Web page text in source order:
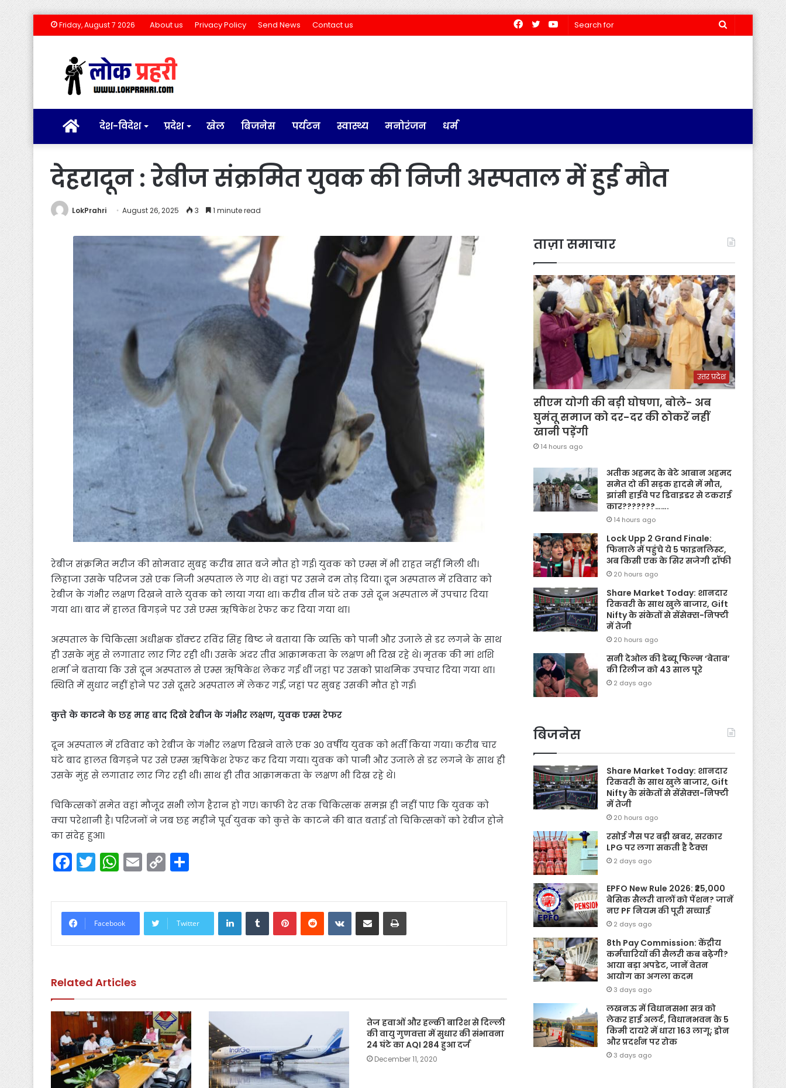
Friday, August 7 2026 About us Privacy Policy Send News Contact us
Search
YouTube
Twitter
Facebook
होम देश-विदेश प्रदेश खेल बिजनेस पर्यटन स्वास्थ्य मनोरंजन धर्म
देहरादून : रेबीज संक्रमित युवक की निजी अस्पताल में हुई मौत
LokPrahri August 26, 2025 3 1 minute read
रेबीज संक्रमित मरीज की सोमवार सुबह करीब सात बजे मौत हो गई। युवक को एम्स में भी राहत नहीं मिली थी।
लिहाजा उसके परिजन उसे एक निजी अस्पताल ले गए थे। वहां पर उसने दम तोड़ दिया। दून अस्पताल में रविवार को
रेबीज के गंभीर लक्षण दिखने वाले युवक को लाया गया था। करीब तीन घंटे तक उसे दून अस्पताल में उपचार दिया
गया था। बाद में हालत बिगड़ने पर उसे एम्स ऋषिकेश रेफर कर दिया गया था।
अस्पताल के चिकित्सा अधीक्षक डॉक्टर रविंद्र सिंह बिष्ट ने बताया कि व्यक्ति को पानी और उजाले से डर लगने के साथ
ही उसके मुंह से लगातार लार गिर रही थी। उसके अंदर तीव्र आक्रामकता के लक्षण भी दिख रहे थे। मृतक की मां शशि
शर्मा ने बताया कि उसे दून अस्पताल से एम्स ऋषिकेश लेकर गई थीं जहां पर उसको प्राथमिक उपचार दिया गया था।
स्थिति में सुधार नहीं होने पर उसे दूसरे अस्पताल में लेकर गईं, जहां पर सुबह उसकी मौत हो गई।
कुत्ते के काटने के छह माह बाद दिखे रेबीज के गंभीर लक्षण, युवक एम्स रेफर
दून अस्पताल में रविवार को रेबीज के गंभीर लक्षण दिखने वाले एक 30 वर्षीय युवक को भर्ती किया गया। करीब चार
घंटे बाद हालत बिगड़ने पर उसे एम्स ऋषिकेश रेफर कर दिया गया। युवक को पानी और उजाले से डर लगने के साथ ही
उसके मुंह से लगातार लार गिर रही थी। साथ ही तीव्र आक्रामकता के लक्षण भी दिख रहे थे।
चिकित्सकों समेत वहां मौजूद सभी लोग हैरान हो गए। काफी देर तक चिकित्सक समझ ही नहीं पाए कि युवक को
क्या परेशानी है। परिजनों ने जब छह महीने पूर्व युवक को कुत्ते के काटने की बात बताई तो चिकित्सकों को रेबीज होने
का संदेह हुआ।
F
a
c
e
b
o
k
T
w
itt
er
W
h
a
ts
A
p
E
m
ai
l
C
o
p
y
Li
ar
e
Facebook Twitter
LinkedInTumblrPinterestReddit VKontakte
Share via Email Print
Related Articles
तेज हवाओं और हल्की बारिश से दिल्ली
की वायु गुणवत्ता में सुधार की संभावना
24 घंटे का AQI 284 हुआ दर्ज
December 11, 2020
ताज़ा समाचार
उत्तर प्रदेश
सीएम योगी की बड़ी घोषणा, बोले- अब
घुमंतू समाज को दर-दर की ठोकरें नहीं
खानी पड़ेंगी
14 hours ago
अतीक अहमद के बेटे आबान अहमद
समेत दो की सड़क हादसे में मौत,
झांसी हाईवे पर डिवाइडर से टकराई
कार???????…….
14 hours ago
Lock Upp 2 Grand Finale:
फिनाले में पहुंचे ये 5 फाइनलिस्ट,
अब किसी एक के सिर सजेगी ट्रॉफी
20 hours ago
Share Market Today: शानदार
रिकवरी के साथ खुले बाजार, Gift
Nifty के संकेतों से सेंसेक्स-निफ्टी
में तेजी
20 hours ago
सनी देओल की डेब्यू फिल्म ‘बेताब’
की रिलीज को 43 साल पूरे
2 days ago
बिजनेस
Share Market Today: शानदार
रिकवरी के साथ खुले बाजार, Gift
Nifty के संकेतों से सेंसेक्स-निफ्टी
में तेजी
20 hours ago
रसोई गैस पर बड़ी खबर, सरकार
LPG पर लगा सकती है टैक्स
2 days ago
EPFO New Rule 2026: ₹25,000
बेसिक सैलरी वालों को पेंशन? जानें
नए PF नियम की पूरी सच्चाई
2 days ago
8th Pay Commission: केंद्रीय
कर्मचारियों की सैलरी कब बढ़ेगी?
आया बड़ा अपडेट, जानें वेतन
आयोग का अगला कदम
3 days ago
लखनऊ में विधानसभा सत्र को
लेकर हाई अलर्ट, विधानभवन के 5
किमी दायरे में धारा 163 लागू; ड्रोन
और प्रदर्शन पर रोक
3 days ago